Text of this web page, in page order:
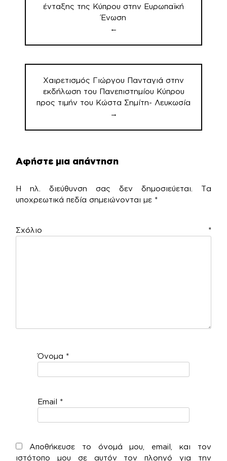
ένταξης της Κύπρου στην Ευρωπαϊκή
Ένωση
←
Χαιρετισμός Γιώργου Πανταγιά στην
εκδήλωση του Πανεπιστημίου Κύπρου
προς τιμήν του Κώστα Σημίτη- Λευκωσία
→
Αφήστε μια απάντηση
Η ηλ. διεύθυνση σας δεν δημοσιεύεται.
Τα
υποχρεωτικά πεδία σημειώνονται με *
Σχόλιο *
Όνομα *
Email *
Αποθήκευσε το όνομά μου, email, και τον
ιστότοπο μου σε αυτόν τον πλοηγό για την